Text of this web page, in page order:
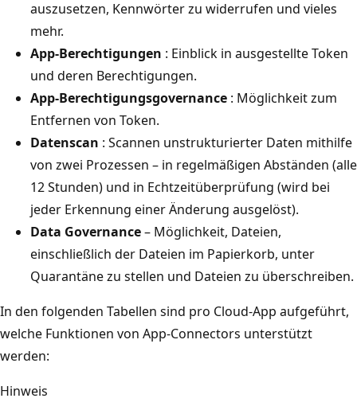
auszusetzen, Kennwörter zu widerrufen und vieles
mehr.
App-Berechtigungen : Einblick in ausgestellte Token
und deren Berechtigungen.
App-Berechtigungsgovernance : Möglichkeit zum
Entfernen von Token.
Datenscan : Scannen unstrukturierter Daten mithilfe
von zwei Prozessen – in regelmäßigen Abständen (alle
12 Stunden) und in Echtzeitüberprüfung (wird bei
jeder Erkennung einer Änderung ausgelöst).
Data Governance– Möglichkeit, Dateien,
einschließlich der Dateien im Papierkorb, unter
Quarantäne zu stellen und Dateien zu überschreiben.
In den folgenden Tabellen sind pro Cloud-App aufgeführt,
welche Funktionen von App-Connectors unterstützt
werden:
Hinweis